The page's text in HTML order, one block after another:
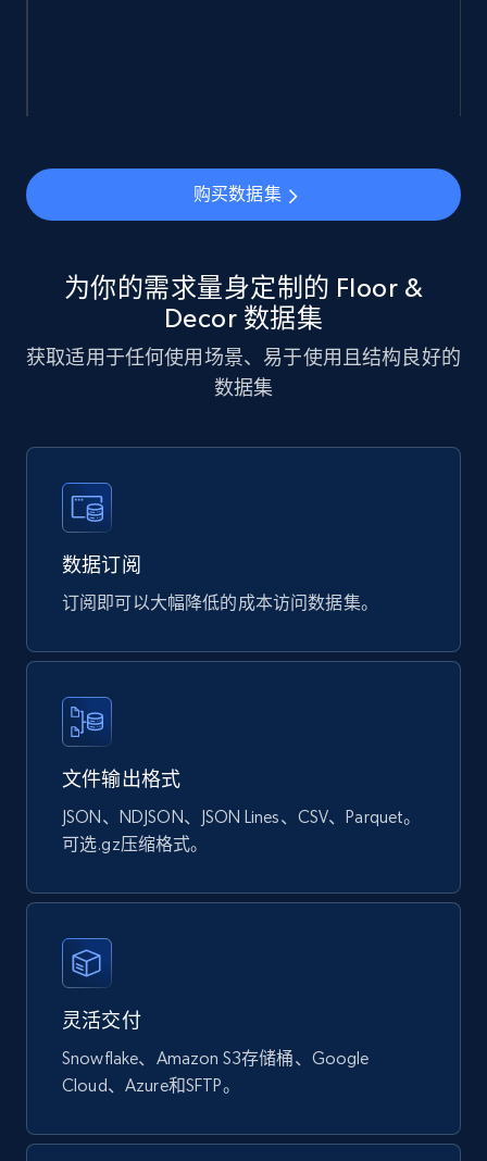
Seller id, URL, Catalog seller id, Seller name, Seller
display name, Seller email, Seller phone, Seller
eCommerce
912+ 88+ 立即购买
URL, Sku, Breadcrumbs, Name, Rating, Review
count, Description, Image, and more.
eCommerce
898+ 114+ 立即购买
URL, ID, Name, Sku, In stock, Regular price,
Actual price, Unit price, and more.
878+
URL, Product id, Title, Original price, Final price,
购买数据集
为你的需求量身定制的 Floor &
Decor 数据集
获取适用于任何使用场景、易于使用且结构良好的
数据集
数据订阅
订阅即可以大幅降低的成本访问数据集。
文件输出格式
JSON、NDJSON、JSON Lines、CSV、Parquet。
可选.gz压缩格式。
灵活交付
Snowflake、Amazon S3存储桶、Google
Cloud、Azure和SFTP。